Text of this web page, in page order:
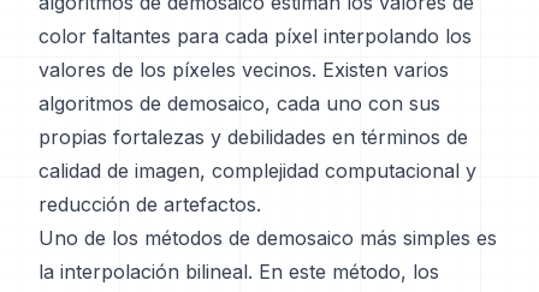
color faltantes para cada píxel interpolando los
valores de los píxeles vecinos. Existen varios
algoritmos de demosaico, cada uno con sus
propias fortalezas y debilidades en términos de
calidad de imagen, complejidad computacional y
reducción de artefactos.
Uno de los métodos de demosaico más simples es
la interpolación bilineal. En este método, los